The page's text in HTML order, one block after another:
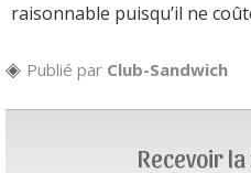
raisonnable puisqu’il ne
Publié par Club-Sandwich
Recevoir